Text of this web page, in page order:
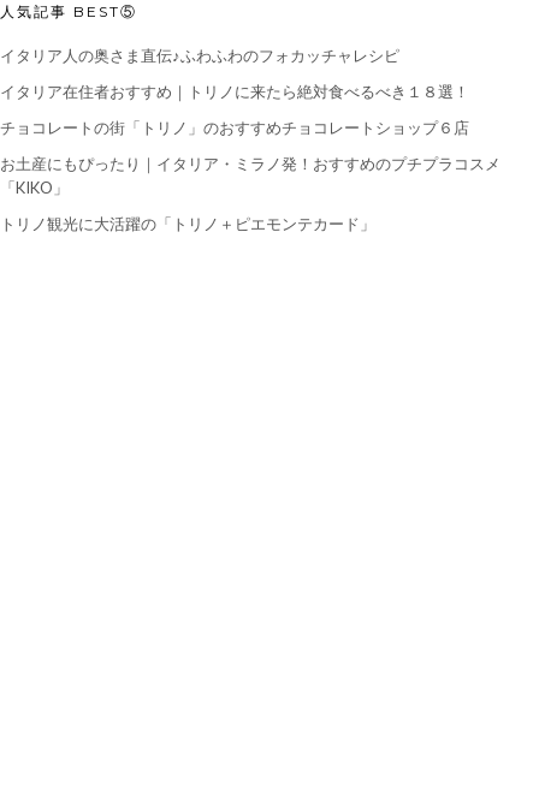
人気記事 BEST⑤
イタリア人の奥さま直伝♪ふわふわのフォカッチャレシピ
イタリア在住者おすすめ｜トリノに来たら絶対食べるべき１８選！
チョコレートの街「トリノ」のおすすめチョコレートショップ６店
お土産にもぴったり｜イタリア・ミラノ発！おすすめのプチプラコスメ
「KIKO」
トリノ観光に大活躍の「トリノ＋ピエモンテカード」